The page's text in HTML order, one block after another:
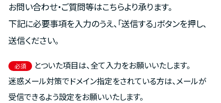
お問い合わせ・ご質問等はこちらより承ります。
下記に必要事項を入力のうえ、「送信する」ボタンを押し、
送信ください。
必須
とついた項目は、全て入力をお願いいたします。
迷惑メール対策でドメイン指定をされている方は、メールが
受信できるよう設定をお願いいたします。